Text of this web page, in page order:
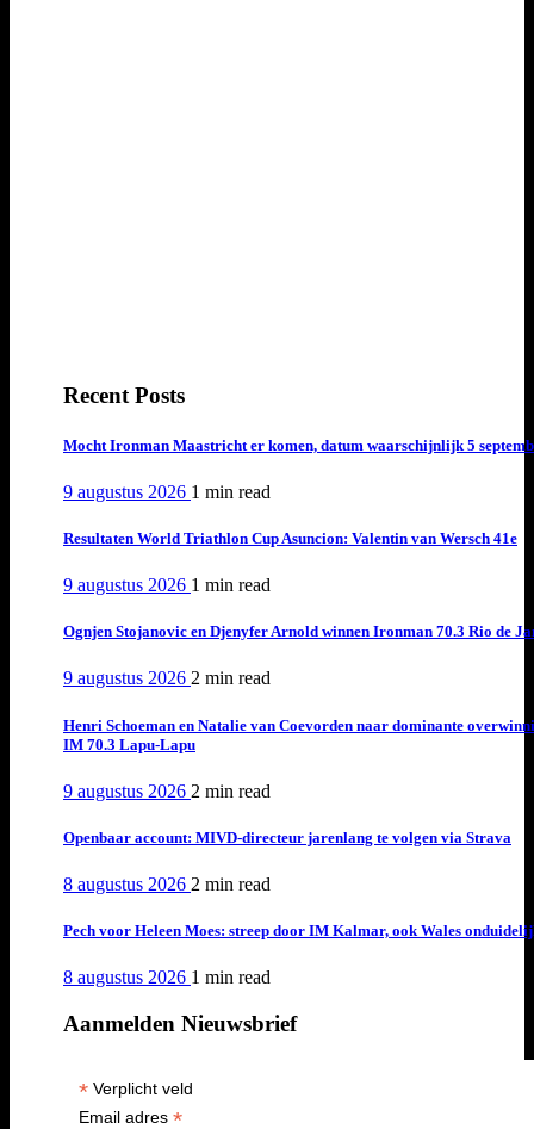
Recent Posts
Mocht Ironman Maastricht er komen, datum waarschijnlijk 5
9 augustus 2026 1 min read
Resultaten World Triathlon Cup Asuncion: Valentin van Wersch 41e
9 augustus 2026 1 min read
Ognjen Stojanovic en Djenyfer Arnold winnen Ironman 70.3 Rio de
9 augustus 2026 2 min read
Henri Schoeman en Natalie van Coevorden naar dominante
IM 70.3 Lapu-Lapu
9 augustus 2026 2 min read
Openbaar account: MIVD-directeur jarenlang te volgen via Strava
8 augustus 2026 2 min read
Pech voor Heleen Moes: streep door IM Kalmar, ook Wales
8 augustus 2026 1 min read
Aanmelden Nieuwsbrief
*Verplicht veld
Email adres *